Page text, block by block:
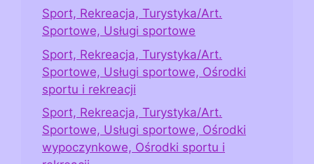
Sport, Rekreacja, Turystyka/Art.
Sportowe, Usługi sportowe
Sport, Rekreacja, Turystyka/Art.
Sportowe, Usługi sportowe, Ośrodki
sportu i rekreacji
Sport, Rekreacja, Turystyka/Art.
Sportowe, Usługi sportowe, Ośrodki
wypoczynkowe, Ośrodki sportu i